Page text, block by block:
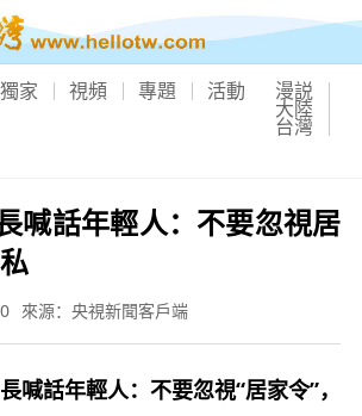
獨家 視頻 專題 活動 漫説
大陸
台灣
喊話年輕人：不要忽視居
來源：央視新聞客戶端
喊話年輕人：不要忽視“居家令”，